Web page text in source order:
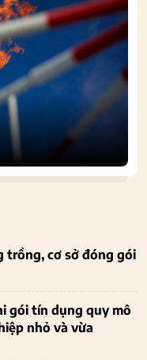
trồng, cơ sở đóng gói
gói tín dụng quy mô
nhỏ và vừa